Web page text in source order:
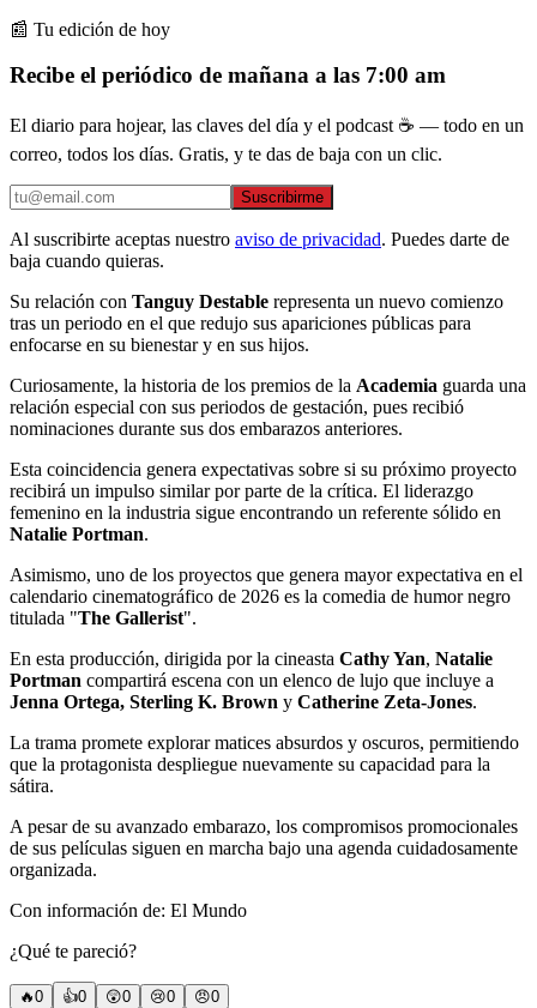
📰 Tu edición de hoy
Recibe el periódico de mañana a las 7:00 am
El diario para hojear, las claves del día y el podcast ☕ — todo en un
correo, todos los días. Gratis, y te das de baja con un clic.
Suscribirme
Al suscribirte aceptas nuestro aviso de privacidad. Puedes darte de
baja cuando quieras.
Su relación con Tanguy Destable representa un nuevo comienzo
tras un periodo en el que redujo sus apariciones públicas para
enfocarse en su bienestar y en sus hijos.
Curiosamente, la historia de los premios de la Academia guarda una
relación especial con sus periodos de gestación, pues recibió
nominaciones durante sus dos embarazos anteriores.
Esta coincidencia genera expectativas sobre si su próximo proyecto
recibirá un impulso similar por parte de la crítica. El liderazgo
femenino en la industria sigue encontrando un referente sólido en
Natalie Portman.
Asimismo, uno de los proyectos que genera mayor expectativa en el
calendario cinematográfico de 2026 es la comedia de humor negro
titulada "The Gallerist".
En esta producción, dirigida por la cineasta Cathy Yan, Natalie
Portman compartirá escena con un elenco de lujo que incluye a
Jenna Ortega, Sterling K. Brown y Catherine Zeta-Jones.
La trama promete explorar matices absurdos y oscuros, permitiendo
que la protagonista despliegue nuevamente su capacidad para la
sátira.
A pesar de su avanzado embarazo, los compromisos promocionales
de sus películas siguen en marcha bajo una agenda cuidadosamente
organizada.
Con información de: El Mundo
¿Qué te pareció?
🔥0 👍0 😲0 😢0 😠0